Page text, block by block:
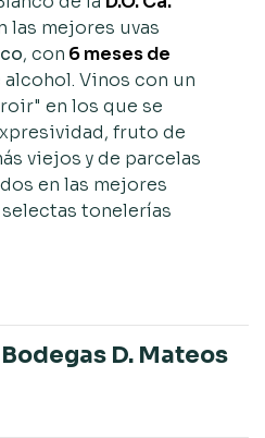
las mejores uvas
, con 6 meses de
alcohol. Vinos con un
en los que se
fruto de
viejos y de parcelas
en las mejores
tonelerías
D. Mateos